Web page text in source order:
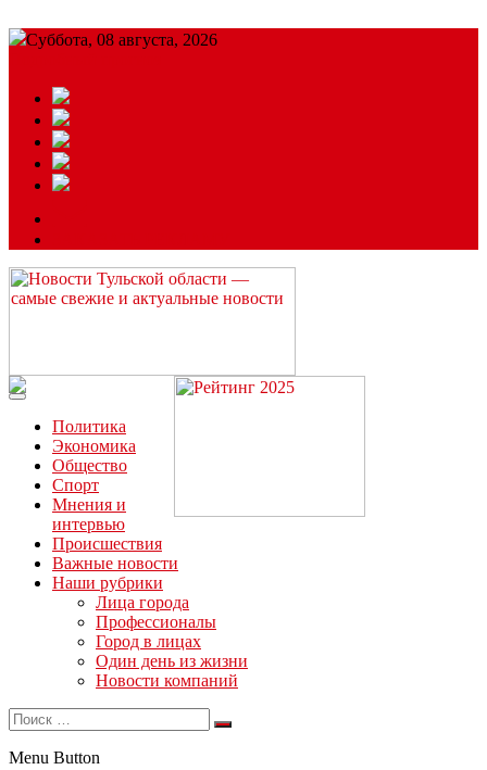
Суббота, 08 августа, 2026
Читайте последние новости дня в Тульской области на сайте
“ЗаНовомосковск”
Политика
Экономика
Общество
Спорт
Мнения и
интервью
Происшествия
Важные новости
Наши рубрики
Лица города
Профессионалы
Город в лицах
Один день из жизни
Новости компаний
Menu Button